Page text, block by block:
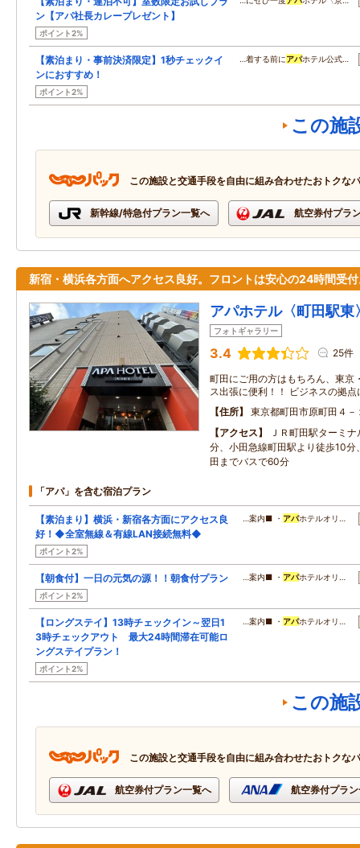
ン【アパ社長カレープレゼント】
ポイント2%
【素泊まり・事前決済限定】1秒チェックイ
ンにおすすめ！
ポイント2%
…着する前にアパホテル公式…
この施
この施設と交通手段を自由に組み合わせたおトクな
新幹線/特急付プラン一覧へ 航空券付プラ
新宿・横浜各方面へアクセス良好。フロントは安心の24時間受
アパホテル〈町田駅東
フォトギャラリー
3.4 25件
町田にご用の方はもちろん、東京
ス出張に便利！！ ビジネスの拠
住所
東京都町田市原町田４－
アクセス
ＪＲ町田駅ターミ
分、小田急線町田駅より徒歩10分
田までバスで60分
「アパ」を含む宿泊プラン
【素泊まり】横浜・新宿各方面にアクセス良
好！◆全室無線＆有線LAN接続無料◆
ポイント2%
…案内■ ・ アパホテルオリ…
【朝食付】一日の元気の源！！朝食付プラン
ポイント2%
…案内■ ・ アパホテルオリ…
【ロングステイ】13時チェックイン～翌日1
3時チェックアウト 最大24時間滞在可能ロ
ングステイプラン！
ポイント2%
…案内■ ・ アパホテルオリ…
この施
この施設と交通手段を自由に組み合わせたおトクな
航空券付プラン一覧へ 航空券付プラ